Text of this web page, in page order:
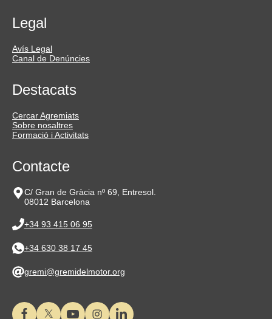
Legal
Avís Legal
Canal de Denúncies
Destacats
Cercar Agremiats
Sobre nosaltres
Formació i Activitats
Contacte
C/ Gran de Gràcia nº 69, Entresol.
08012 Barcelona
+34 93 415 06 95
+34 630 38 17 45
gremi@gremidelmotor.org